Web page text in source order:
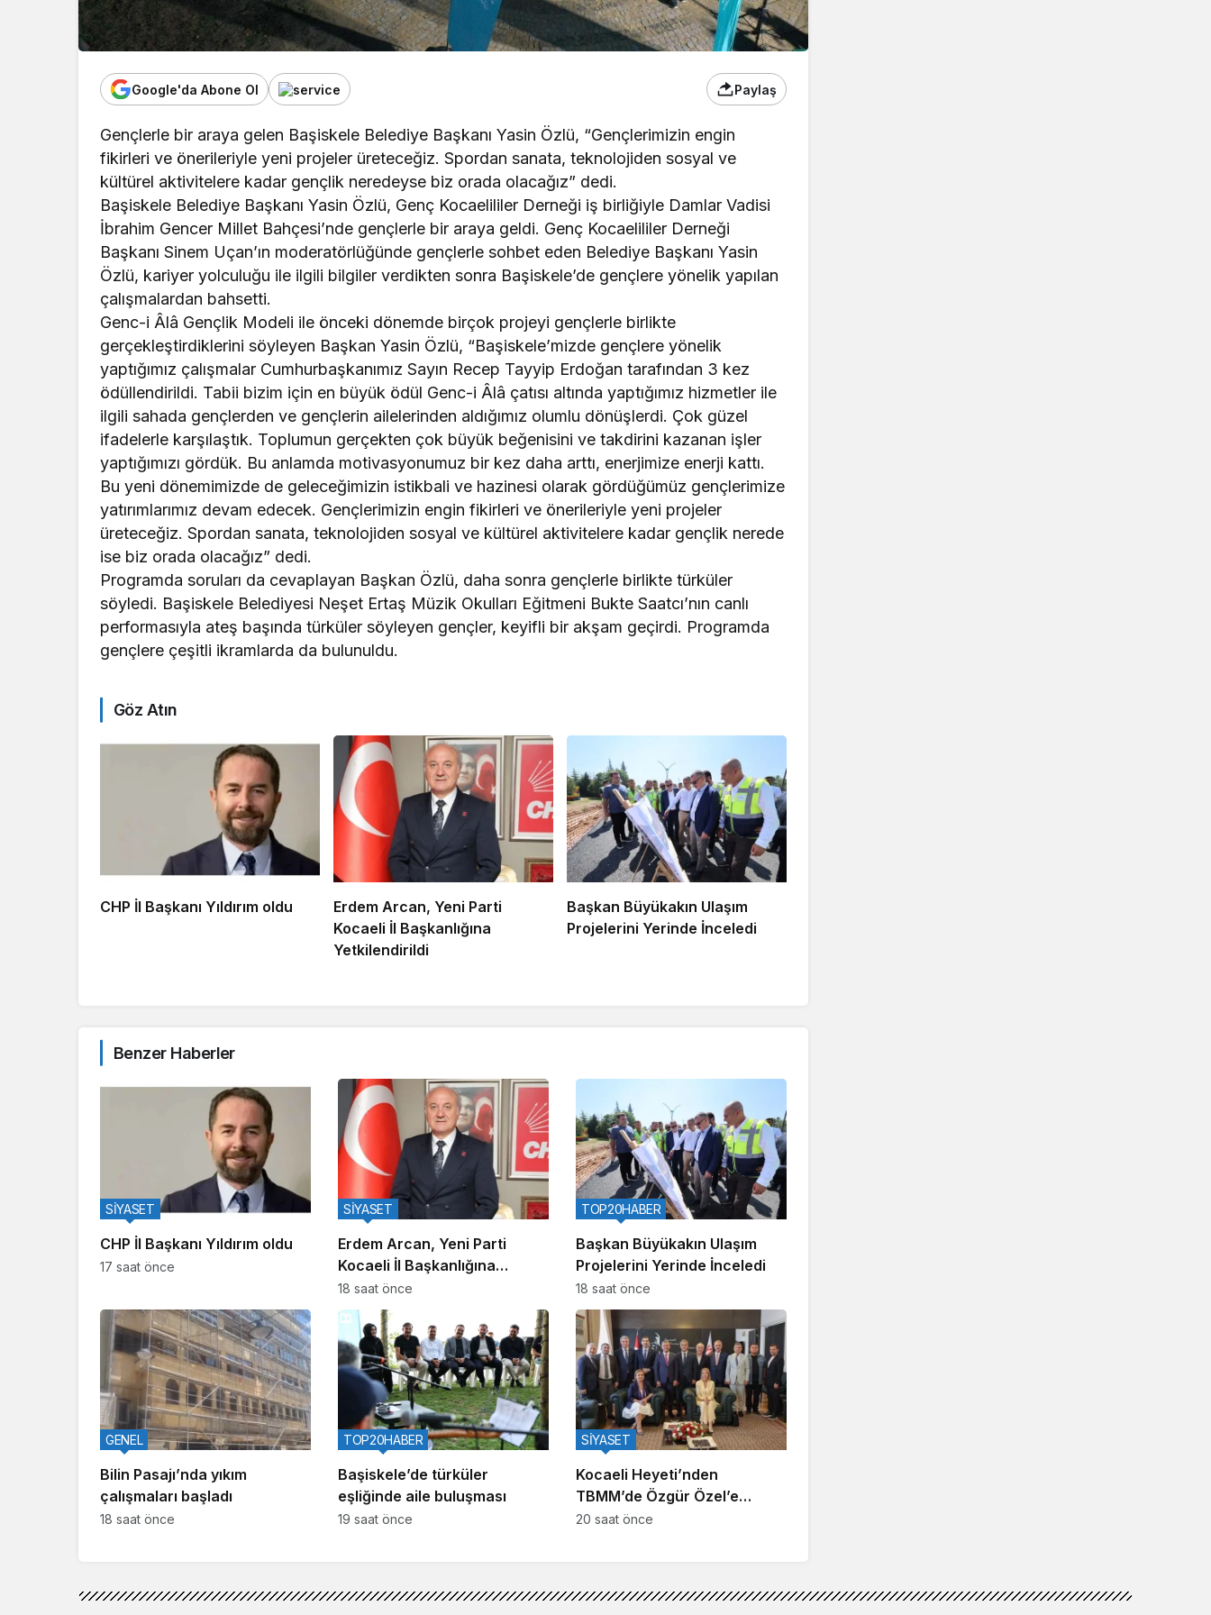
Google'da Abone Ol Paylaş
Gençlerle bir araya gelen Başiskele Belediye Başkanı Yasin Özlü, “Gençlerimizin engin
fikirleri ve önerileriyle yeni projeler üreteceğiz. Spordan sanata, teknolojiden sosyal ve
kültürel aktivitelere kadar gençlik neredeyse biz orada olacağız” dedi.
Başiskele Belediye Başkanı Yasin Özlü, Genç Kocaelililer Derneği iş birliğiyle Damlar Vadisi
İbrahim Gencer Millet Bahçesi’nde gençlerle bir araya geldi. Genç Kocaelililer Derneği
Başkanı Sinem Uçan’ın moderatörlüğünde gençlerle sohbet eden Belediye Başkanı Yasin
Özlü, kariyer yolculuğu ile ilgili bilgiler verdikten sonra Başiskele’de gençlere yönelik yapılan
çalışmalardan bahsetti.
Genc-i Âlâ Gençlik Modeli ile önceki dönemde birçok projeyi gençlerle birlikte
gerçekleştirdiklerini söyleyen Başkan Yasin Özlü, “Başiskele’mizde gençlere yönelik
yaptığımız çalışmalar Cumhurbaşkanımız Sayın Recep Tayyip Erdoğan tarafından 3 kez
ödüllendirildi. Tabii bizim için en büyük ödül Genc-i Âlâ çatısı altında yaptığımız hizmetler ile
ilgili sahada gençlerden ve gençlerin ailelerinden aldığımız olumlu dönüşlerdi. Çok güzel
ifadelerle karşılaştık. Toplumun gerçekten çok büyük beğenisini ve takdirini kazanan işler
yaptığımızı gördük. Bu anlamda motivasyonumuz bir kez daha arttı, enerjimize enerji kattı.
Bu yeni dönemimizde de geleceğimizin istikbali ve hazinesi olarak gördüğümüz gençlerimize
yatırımlarımız devam edecek. Gençlerimizin engin fikirleri ve önerileriyle yeni projeler
üreteceğiz. Spordan sanata, teknolojiden sosyal ve kültürel aktivitelere kadar gençlik nerede
ise biz orada olacağız” dedi.
Programda soruları da cevaplayan Başkan Özlü, daha sonra gençlerle birlikte türküler
söyledi. Başiskele Belediyesi Neşet Ertaş Müzik Okulları Eğitmeni Bukte Saatcı’nın canlı
performasıyla ateş başında türküler söyleyen gençler, keyifli bir akşam geçirdi. Programda
gençlere çeşitli ikramlarda da bulunuldu.
Göz Atın
CHP İl Başkanı Yıldırım oldu
Erdem Arcan, Yeni Parti
Kocaeli İl Başkanlığına
Yetkilendirildi
Başkan Büyükakın Ulaşım
Projelerini Yerinde İnceledi
Benzer Haberler
CHP İl Başkanı Yıldırım oldu
SİYASET
17 saat önce
Erdem Arcan, Yeni Parti
Kocaeli İl Başkanlığına
Yetkilendirildi
SİYASET
18 saat önce
Başkan Büyükakın Ulaşım
Projelerini Yerinde İnceledi
TOP20HABER
18 saat önce
Bilin Pasajı’nda yıkım
çalışmaları başladı
GENEL
18 saat önce
Başiskele’de türküler
eşliğinde aile buluşması
TOP20HABER
19 saat önce
Kocaeli Heyeti’nden
TBMM’de Özgür Özel’e
Ziyaret
SİYASET
20 saat önce